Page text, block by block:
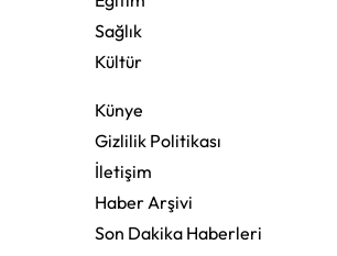
Sağlık
Kültür
Künye
Gizlilik Politikası
İletişim
Haber Arşivi
Son Dakika Haberleri